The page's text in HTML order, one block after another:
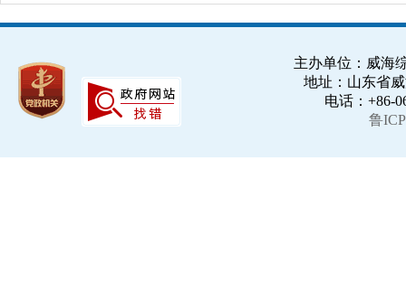
主办单位：威海
地址：山东省威
电话：+86-
鲁